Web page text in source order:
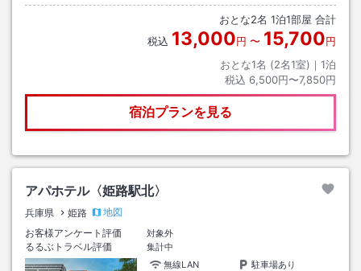
３丁目」の手前北側。
おとな2名 1泊1部屋 合計
税込 13,000円 〜 15,700円
おとな1名 (2名1室)｜ 1泊
税込 6,500円〜7,850円
宿泊プランを見る
アパホテル〈姫路駅北〉
兵庫県 姫路
地図
お客様アンケート評価
対象外
るるぶトラベル評価
集計中
無線LAN
駐車場あり